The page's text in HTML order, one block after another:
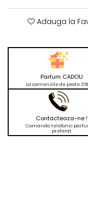
Adauga la
Parfum CADOU
La comenzile de peste
Contacteaza-ne !
Comanda telefonic
preferat